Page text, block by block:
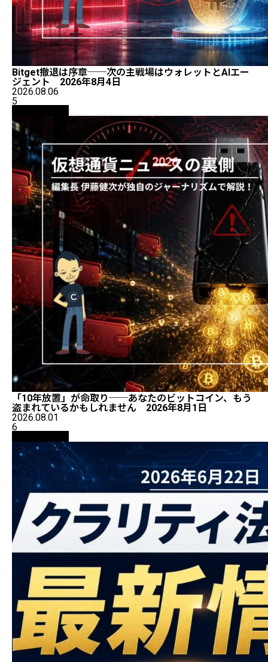
Bitget撤退は序章──次の主戦場はウォレットとAIエー
ジェント 2026年8月4日
2026.08.06
5
「10年放置」が命取り──あなたのビットコイン、もう
盗まれているかもしれません 2026年8月1日
2026.08.01
6